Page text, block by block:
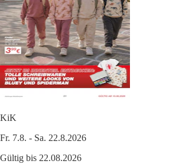
KiK
Fr. 7.8. - Sa. 22.8.2026
Gültig bis 22.08.2026